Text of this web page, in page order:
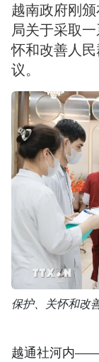
越南政府刚
局关于采取
怀和改善人
议。
保护、关怀和改
越通社河内——